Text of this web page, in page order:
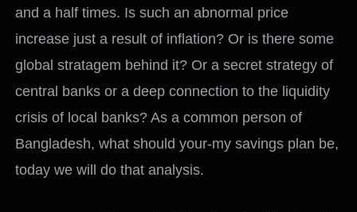
and a half times. Is such an abnormal price
increase just a result of inflation? Or is there some
global stratagem behind it? Or a secret strategy of
central banks or a deep connection to the liquidity
crisis of local banks? As a common person of
Bangladesh, what should your-my savings plan be,
today we will do that analysis.